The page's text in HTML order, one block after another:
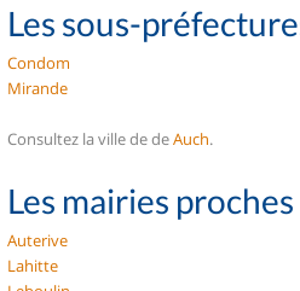
Les sous-
Condom
Mirande
Consultez la ville de deAuch.
Les mairies
Auterive
Lahitte